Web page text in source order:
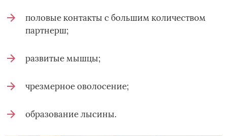
половые контакты с большим количеством
партнерш;
развитые мышцы;
чрезмерное оволосение;
образование лысины.